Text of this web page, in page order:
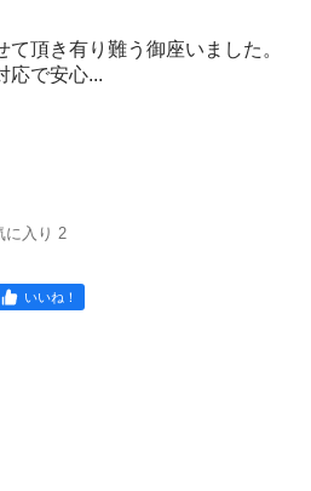
頂き有り難う御座いました。
応で安心...
に入り 2
いいね！